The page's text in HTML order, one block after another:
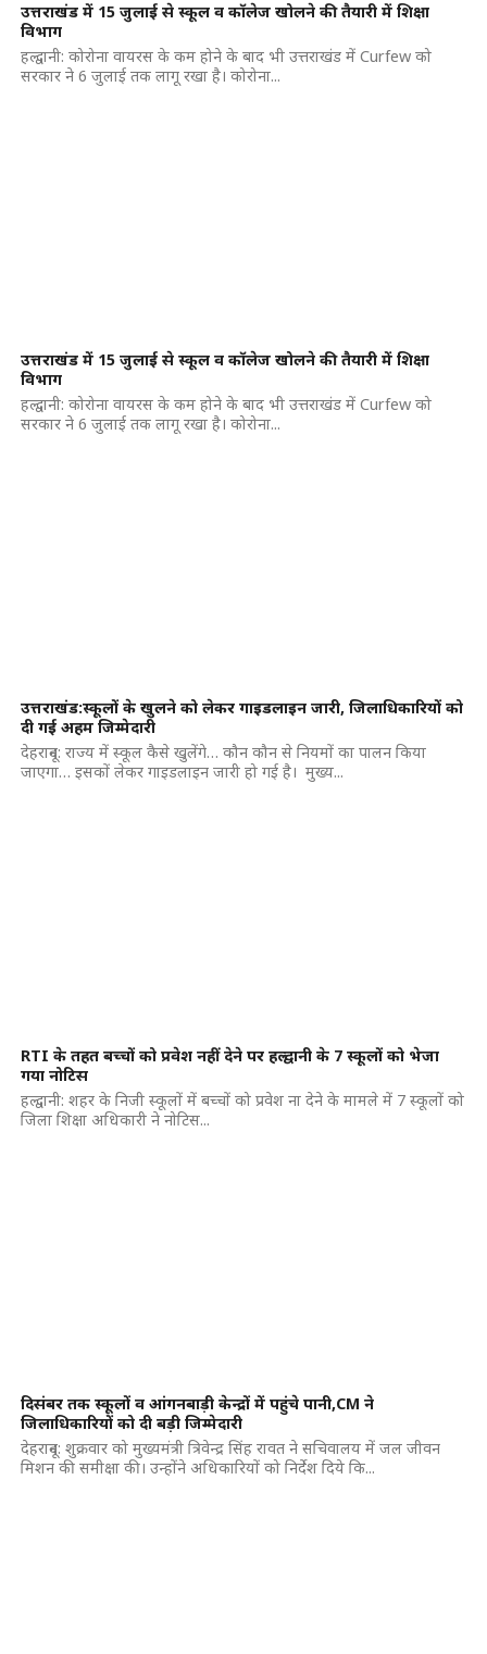
उत्तराखंड में 15 जुलाई से स्कूल व कॉलेज खोलने की तैयारी में शिक्षा
विभाग
हल्द्वानी: कोरोना वायरस के कम होने के बाद भी उत्तराखंड में Curfew को
सरकार ने 6 जुलाई तक लागू रखा है। कोरोना...
उत्तराखंड में 15 जुलाई से स्कूल व कॉलेज खोलने की तैयारी में शिक्षा
विभाग
हल्द्वानी: कोरोना वायरस के कम होने के बाद भी उत्तराखंड में Curfew को
सरकार ने 6 जुलाई तक लागू रखा है। कोरोना...
उत्तराखंड:स्कूलों के खुलने को लेकर गाइडलाइन जारी, जिलाधिकारियों को
दी गई अहम जिम्मेदारी
देहरादून: राज्य में स्कूल कैसे खुलेंगे… कौन कौन से नियमों का पालन किया
जाएगा… इसकों लेकर गाइडलाइन जारी हो गई है। मुख्य...
RTI के तहत बच्चों को प्रवेश नहीं देने पर हल्द्वानी के 7 स्कूलों को भेजा
गया नोटिस
हल्द्वानी: शहर के निजी स्कूलों में बच्चों को प्रवेश ना देने के मामले में 7 स्कूलों को
जिला शिक्षा अधिकारी ने नोटिस...
दिसंबर तक स्कूलों व आंगनबाड़ी केन्द्रों में पहुंचे पानी,CM ने
जिलाधिकारियों को दी बड़ी जिम्मेदारी
देहरादून: शुक्रवार को मुख्यमंत्री त्रिवेन्द्र सिंह रावत ने सचिवालय में जल जीवन
मिशन की समीक्षा की। उन्होंने अधिकारियों को निर्देश दिये कि...